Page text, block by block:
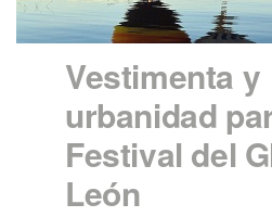
Vestimenta y
urbanidad
Festival del
León